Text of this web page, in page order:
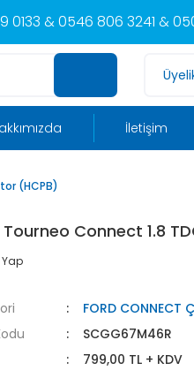
0133 & 0546 806 3241 &
İletişim
(HCPB)
Connect 1.8
FORD CONNECT
SCGG67M46R
799,00 TL + KDV